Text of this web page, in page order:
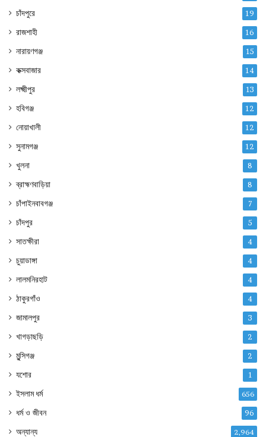
চাঁদপুরে 19
রাজশাহী 16
নারায়ণগঞ্জ 15
কক্সবাজার 14
লক্ষ্মীপুর 13
হবিগঞ্জ 12
নোয়াখালী 12
সুনামগঞ্জ 12
খুলনা 8
ব্রাহ্মণবাড়িয়া 8
চাঁপাইনবাবগঞ্জ 7
চাঁদপুর 5
সাতক্ষীরা 4
চুয়াডাঙ্গা 4
লালমনিরহাট 4
ঠাকুরগাঁও 4
জামালপুর 3
খাগড়াছড়ি 2
মুন্সিগঞ্জ 2
যশোর 1
ইসলাম ধর্ম 656
ধর্ম ও জীবন 96
অন্যান্য 2,964